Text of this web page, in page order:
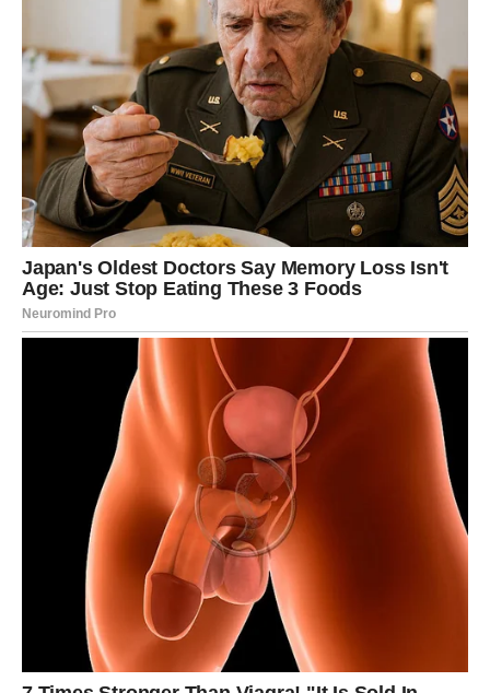
POSAO I NOVAC – STIŽE
OLAKŠANJE KOJE STE DUGO
ČEKALE
Na poslovnom planu ulazite u mnogo bolji period.
Iako ste u posljednje vrijeme često imale osjećaj da vaš
trud niko ne primjećuje, sada dolazi vrijeme kada će se
stvari početi mijenjati.
Mnoge Vodolije će tokom narednog perioda dobiti priliku
da pokažu koliko vrijede.
Moguće su veoma važne promjene povezane sa poslom,
finansijama ili ljudima koji mogu imati veliki uticaj na vašu